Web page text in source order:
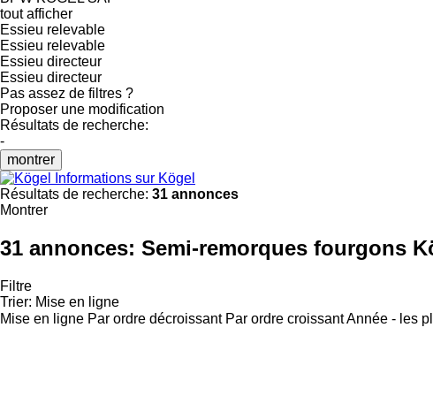
tout afficher
Essieu relevable
Essieu relevable
Essieu directeur
Essieu directeur
Pas assez de filtres ?
Proposer une modification
Résultats de recherche:
-
montrer
Informations sur Kögel
Résultats de recherche: 31 annonces
Montrer
31 annonces: Semi-remorques fourgons
Filtre
Trier: Mise en ligne
Mise en ligne Par ordre décroissant Par ordre croissantAnnée - les